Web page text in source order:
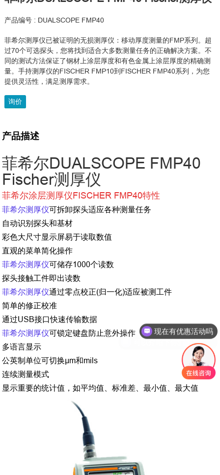
产品编号 : DUALSCOPE FMP40
菲希尔测厚仪已被证明的无损测厚仪：移动厚度测量的FMP系列。超
过70个可选探头，您将找到适合大多数测量任务的正确解决方案。不
同的测试方法保证了钢材上涂层厚度和有色金属上涂层厚度的精确测
量。手持测厚仪的FISCHER FMP10到FISCHER FMP40系列，为您
提供灵活性，满足测厚需求。
询价
产品描述
菲希尔DUALSCOPE FMP40
Fischer测厚仪
菲希尔涂层测厚仪FISCHER FMP40特性
菲希尔测厚仪可拆卸探头适应各种测量任务
自动识别探头和基材
彩色大尺寸显示屏易于读取数值
直观的菜单简化操作
菲希尔测厚仪可储存1000个读数
探头接触工件即出读数
菲希尔测厚仪通过零点校正(归一化)适应被测工件
简单的修正校准
通过USB接口快速传输数据
菲希尔测厚仪可锁定键盘防止意外操作
多语言显示
公英制单位可切换µm和mils
连续测量模式
显示重要的统计值，如平均值、标准差、最小值、最大值
可以介绍下你们的产品么